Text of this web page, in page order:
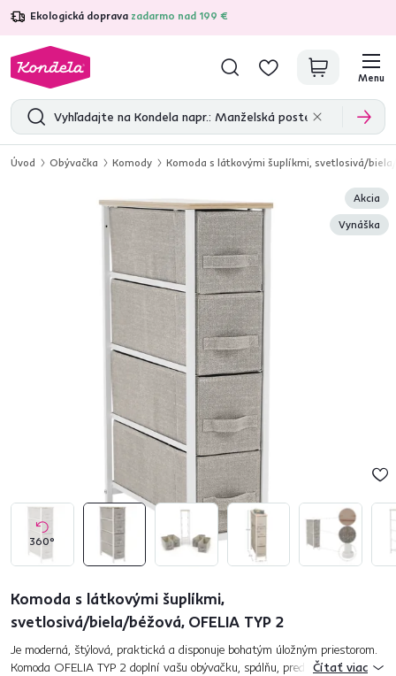
Ekologická doprava zadarmo nad 199 €
4,7 31 157overených produktových recenzií
Menu
Úvod Obývačka Komody Komoda s látkovými šuplíkmi, svetlosivá/biela/
360°
Akcia
Vynáška
Komoda s látkovými šuplíkmi,
svetlosivá/biela/béžová, OFELIA TYP 2
Je moderná, štýlová, praktická a disponuje bohatým úložným priestorom.
Komoda OFELIA TYP 2 doplní vašu obývačku, spálňu, predsieň či detskú
Čítať viac